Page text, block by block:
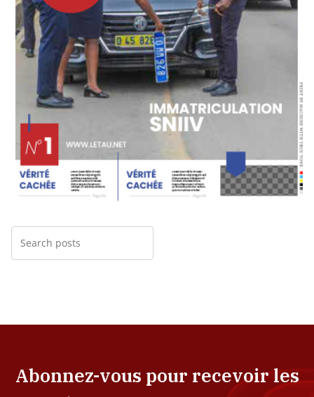
Abonnez-vous pour recevoir les